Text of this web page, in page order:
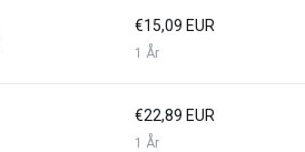
€15,09 EUR
1 År
€22,89 EUR
1 År